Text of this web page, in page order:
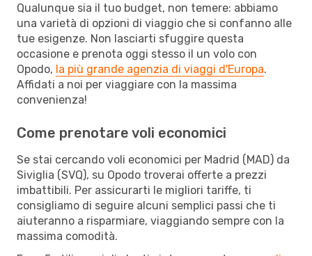
Qualunque sia il tuo budget, non temere: abbiamo
una varietà di opzioni di viaggio che si confanno alle
tue esigenze. Non lasciarti sfuggire questa
occasione e prenota oggi stesso il un volo con
Opodo, la più grande agenzia di viaggi d'Europa.
Affidati a noi per viaggiare con la massima
convenienza!
Come prenotare voli economici
Se stai cercando voli economici per Madrid (MAD) da
Siviglia (SVQ), su Opodo troverai offerte a prezzi
imbattibili. Per assicurarti le migliori tariffe, ti
consigliamo di seguire alcuni semplici passi che ti
aiuteranno a risparmiare, viaggiando sempre con la
massima comodità.